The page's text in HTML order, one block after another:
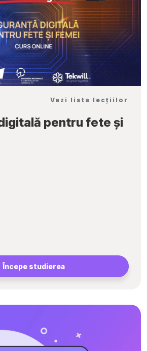
Vezi lista lecțiilor
pentru fete și
Începe studierea